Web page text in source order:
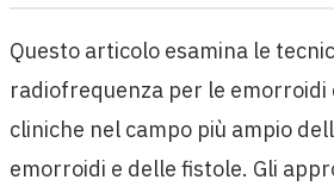
Questo articolo esamina le
radiofrequenza per le emorroidi
cliniche nel campo più ampio
emorroidi e delle fistole. Gli